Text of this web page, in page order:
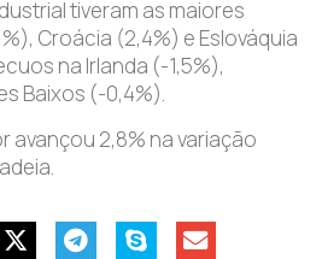
tiveram as maiores
Croácia (2,4%) e Eslováquia
na Irlanda (-1,5%),
Baixos (-0,4%).
avançou 2,8% na variação